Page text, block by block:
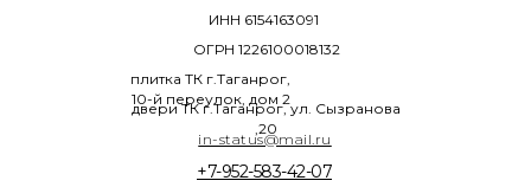
+7-952-583-42-07
плитка ТК г.Таганрог,
10-й переулок, дом 2
двери ТК г.Таганрог, ул. Сызранова
,20
ОГРН 1226100018132
ИНН 6154163091
in-status@mail.ru